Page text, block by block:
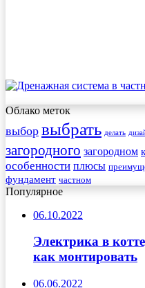
Облако меток
выбор выбрать делать
загородного загородном
особенности плюсы
фундамент частном
Популярное
06.10.2022
Электрика в
как монтировать
06.06.2022